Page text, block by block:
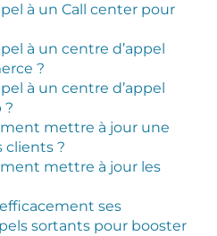
à un Call center pour
à un centre d’appel
?
à un centre d’appel
?
mettre à jour une
clients ?
mettre à jour les
ses
sortants pour booster